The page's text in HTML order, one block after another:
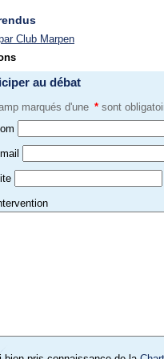
Club Marpen
au débat
marqués d'une * sont